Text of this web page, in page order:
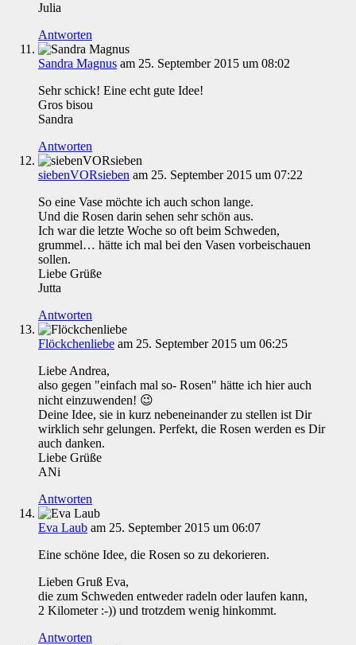
Julia
Antworten
Sandra Magnus am 25. September 2015 um 08:02
Sehr schick! Eine echt gute Idee!
Gros bisou
Sandra
Antworten
siebenVORsieben am 25. September 2015 um 07:22
So eine Vase möchte ich auch schon lange.
Und die Rosen darin sehen sehr schön aus.
Ich war die letzte Woche so oft beim Schweden,
grummel… hätte ich mal bei den Vasen vorbeischauen
sollen.
Liebe Grüße
Jutta
Antworten
Flöckchenliebe am 25. September 2015 um 06:25
Liebe Andrea,
also gegen "einfach mal so- Rosen" hätte ich hier auch
nicht einzuwenden! 😉
Deine Idee, sie in kurz nebeneinander zu stellen ist Dir
wirklich sehr gelungen. Perfekt, die Rosen werden es Dir
auch danken.
Liebe Grüße
ANi
Antworten
Eva Laub am 25. September 2015 um 06:07
Eine schöne Idee, die Rosen so zu dekorieren.
Lieben Gruß Eva,
die zum Schweden entweder radeln oder laufen kann,
2 Kilometer :-)) und trotzdem wenig hinkommt.
Antworten